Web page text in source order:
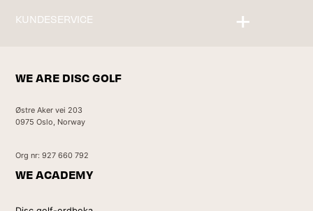
KUNDESERVICE
WE ARE DISC GOLF
Østre Aker vei 203
0975 Oslo, Norway
Org nr: 927 660 792
WE ACADEMY